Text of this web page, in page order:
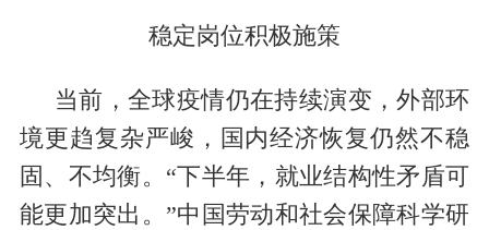
稳定岗位积极施策
当前，全球疫情仍在持续演变，外部环
境更趋复杂严峻，国内经济恢复仍然不稳
固、不均衡。“下半年，就业结构性矛盾可
能更加突出。”中国劳动和社会保障科学研